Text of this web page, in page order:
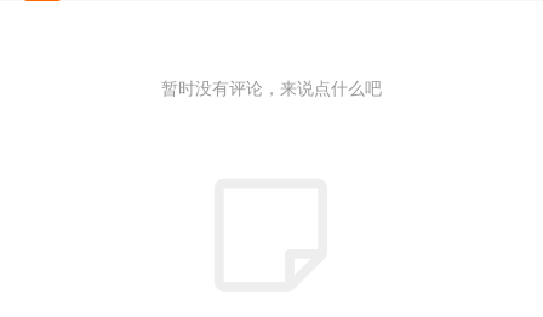
暂时没有评论，来说点什么吧